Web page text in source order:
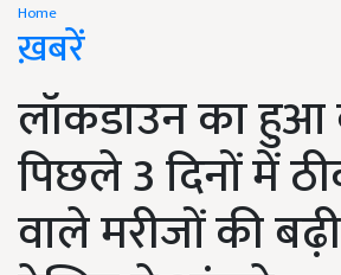
Home
ख़बरें
लॉकडाउन का हुआ
पिछले 3 दिनों में
वाले मरीजों की